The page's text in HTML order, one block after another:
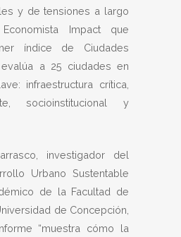
y de tensiones a largo
Impact que
índice de Ciudades
a 25 ciudades en
infraestructura crítica,
socioinstitucional y
investigador del
Urbano Sustentable
de la Facultad de
de Concepción,
“muestra cómo la